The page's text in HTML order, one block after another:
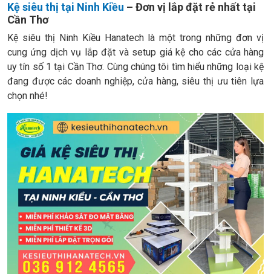
Kệ siêu thị tại Ninh Kiều – Đơn vị lắp đặt rẻ nhất tại
Cần Thơ
Kệ siêu thị Ninh Kiều Hanatech là một trong những đơn vị
cung ứng dịch vụ lắp đặt và setup giá kệ cho các cửa hàng
uy tín số 1 tại Cần Thơ. Cùng chúng tôi tìm hiểu những loại kệ
đang được các doanh nghiệp, cửa hàng, siêu thị ưu tiên lựa
chọn nhé!